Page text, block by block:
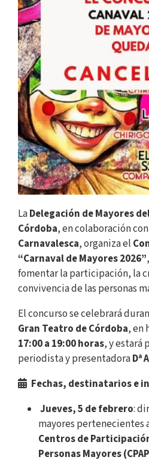
LaDelegación de Mayores
Córdoba, en colaboración
Carnavalesca, organiza el
“Carnaval de Mayores 2026”
fomentar la participación, la
convivencia de las personas
El concurso se celebrará
Gran Teatro de Córdoba, en
17:00 a 19:00 horas, y estará
periodista y presentadoraDª
Fechas, destinatarios e
Jueves, 5 de febrero:
mayores pertenecientes
Centros de
Personas Mayores